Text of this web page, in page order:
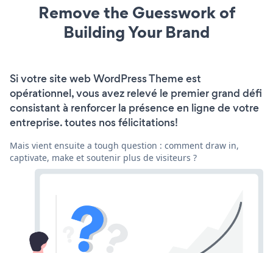
Remove the Guesswork of
Building Your Brand
Si votre site web WordPress Theme est
opérationnel, vous avez relevé le premier grand défi
consistant à renforcer la présence en ligne de votre
entreprise. toutes nos félicitations!
Mais vient ensuite a tough question : comment draw in,
captivate, make et soutenir plus de visiteurs ?